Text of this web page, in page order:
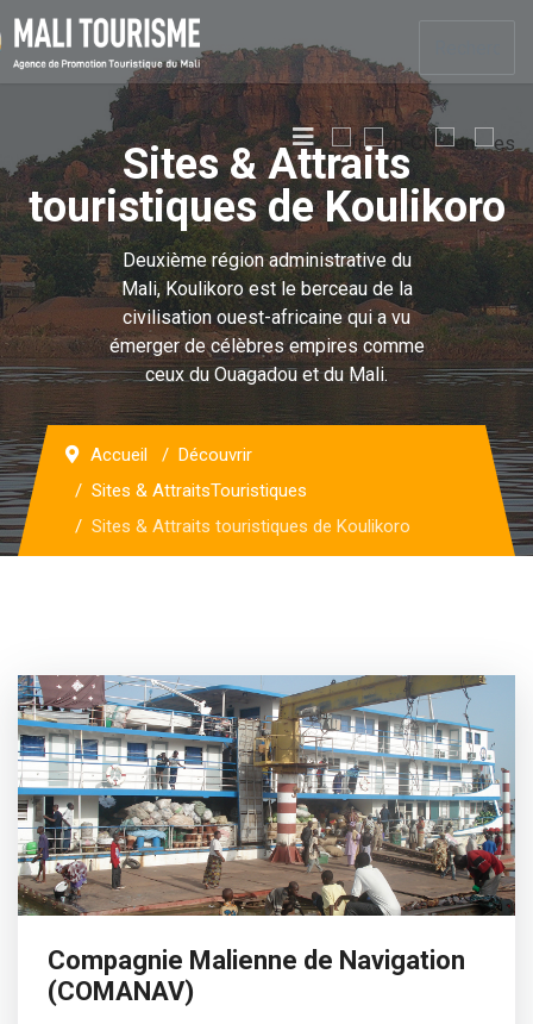
Sites & Attraits
touristiques de Koulikoro
Deuxième région administrative du
Mali, Koulikoro est le berceau de la
civilisation ouest-africaine qui a vu
émerger de célèbres empires comme
ceux du Ouagadou et du Mali.
Accueil
Découvrir
Sites & AttraitsTouristiques
Sites & Attraits touristiques de Koulikoro
Compagnie Malienne de Navigation
(COMANAV)